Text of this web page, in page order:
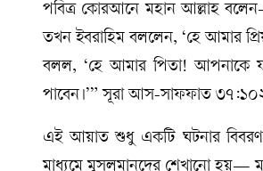
পবিত্র কোরআনে মহান আল্লাহ
তখন ইবরাহিম বললেন, ‘হে আমার
বলল, ‘হে আমার পিতা! আপনাকে
পাবেন।’” সূরা আস-সাফফাত
এই আয়াত শুধু একটি ঘটনার বিবরণ
মাধ্যমে মুসলমানদের শেখানো হয়—